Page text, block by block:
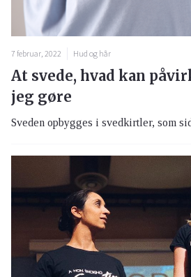
7 februar, 2022 Hud og hår
At svede, hvad kan
jeg gøre
Sveden opbygges i svedkirtler, som